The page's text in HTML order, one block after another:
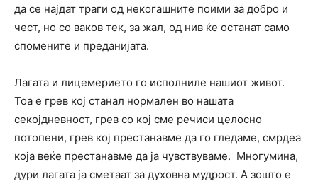
да се најдат траги од некогашните поими за добро и
чест, но со ваков тек, за жал, од нив ќе останат само
спомените и преданијата.
Лагата и лицемерието го исполниле нашиот живот.
Тоа е грев кој станал нормален во нашата
секојдневност, грев со кој сме речиси целосно
потопени, грев кој престанавме да го гледаме, смрдеа
која веќе престанавме да ја чувствуваме. Многумина,
дури лагата ја сметаат за духовна мудрост. А зошто е